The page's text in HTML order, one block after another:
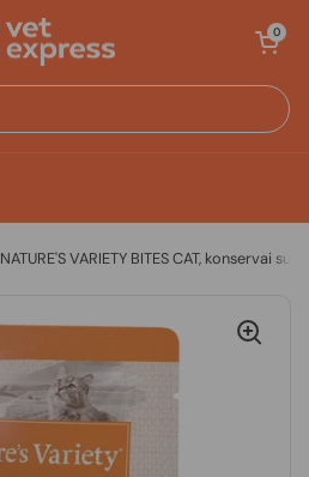
Atidaryti
0
NATURE'S VARIETY BITES CAT, konservai